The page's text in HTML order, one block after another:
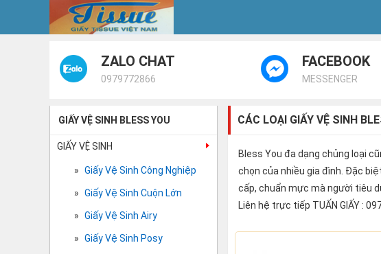
ZALO CHAT
0979772866
FACEBOOK
MESSENGER
CÁC LOẠI GIẤY VỆ SINH
Bless You đa dạng chủng loại
chọn của nhiều gia đình. Đặc
cấp, chuẩn mực mà người tiêu
Liên hệ trực tiếp TUẤN GIẤY :
GIẤY VỆ SINH BLESS YOU
GIẤY VỆ SINH
Giấy Vệ Sinh Công Nghiệp
Giấy Vệ Sinh Cuộn Lớn
Giấy Vệ Sinh Airy
Giấy Vệ Sinh Posy